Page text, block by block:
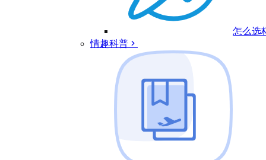
怎么选
情趣科普